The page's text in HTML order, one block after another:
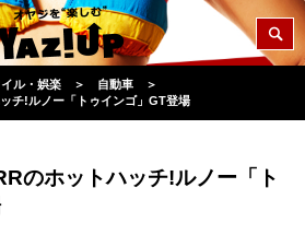
ル・娯楽 ＞ 自動車
＞
チ!ルノー「トゥインゴ」GT登場
のホットハッチ!ルノー「ト